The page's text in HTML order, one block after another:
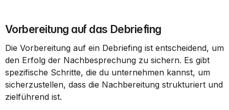
Vorbereitung auf das Debriefing
Die Vorbereitung auf ein Debriefing ist entscheidend, um
den Erfolg der Nachbesprechung zu sichern. Es gibt
spezifische Schritte, die du unternehmen kannst, um
sicherzustellen, dass die Nachbereitung strukturiert und
zielführend ist.